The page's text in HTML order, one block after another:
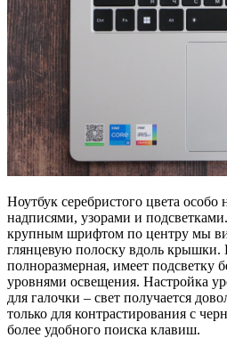
Ноутбук серебристого цвета
надписями, узорами и
крупным шрифтом по центру мы
глянцевую полоску вдоль крышки.
полноразмерная, имеет подсветку
уровнями освещения. Настройка
для галочки – свет получается
только для контрастирования с
более удобного поиска клавиш.